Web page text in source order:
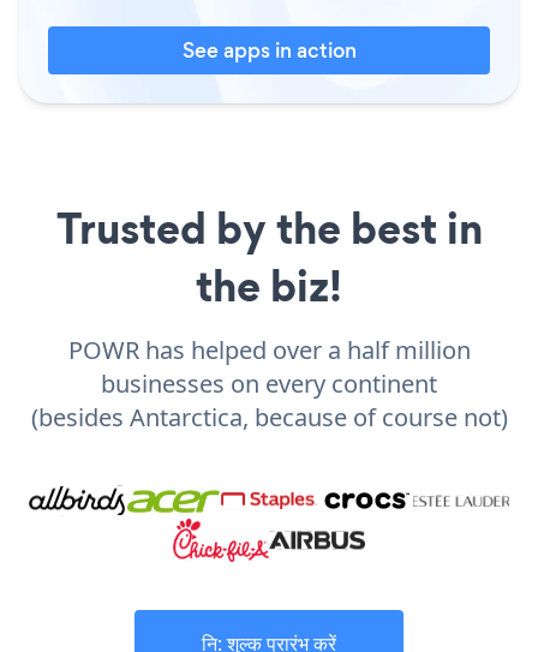
See apps in action
Trusted by the best in
the biz!
POWR has helped over a half million
businesses on every continent
(besides Antarctica, because of course not)
नि: शुल्क प्रारंभ करें